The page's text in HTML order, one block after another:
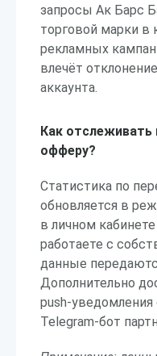
запросы Ак Барс
торговой марки в
рекламных
влечёт
аккаунта.
Как отслеживать
офферу?
Статистика по
обновляется в
в личном
работаете с
данные
Дополнительно
push-
Telegram-бот